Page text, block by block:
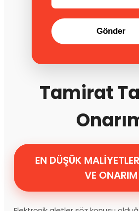
Gönder
Tamirat
EN DÜŞÜK
VE ONARIM